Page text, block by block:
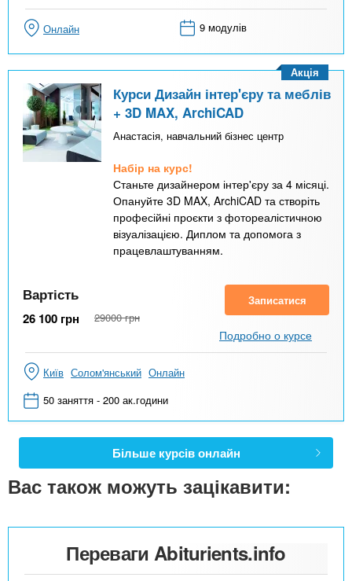
Онлайн 9 модулів
Курси Дизайн інтер'єру та меблів
+ 3D MAX, ArchiCAD
Анастасія, навчальний бізнес центр
Набір на курс!
Станьте дизайнером інтер'єру за 4 місяці.
Опануйте 3D MAX, ArchiCAD та створіть
професійні проєкти з фотореалістичною
візуалізацією. Диплом та допомога з
працевлаштуванням.
Акція
Вартість
26 100 грн 29000 грн
Записатися
Подробно о курсе
Київ Солом'янський Онлайн
50 заняття - 200 ак.години
Більше курсів онлайн
Вас також можуть зацікавити:
Переваги Abiturients.info